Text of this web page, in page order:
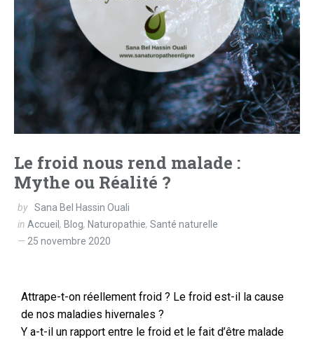
Le froid nous rend malade :
Mythe ou Réalité ?
by Sana Bel Hassin Ouali
in Accueil , Blog, Naturopathie, Santé naturelle
25 novembre 2020
Attrape-t-on réellement froid ? Le froid est-il la cause
de nos maladies hivernales ?
Y a-t-il un rapport entre le froid et le fait d’être malade